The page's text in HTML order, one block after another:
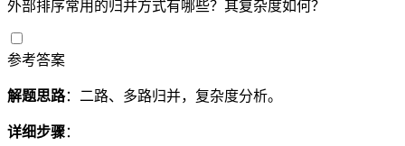
外部排序常用的归并方式有哪些？其复杂度如何？
参考答案
解题思路：二路、多路归并，复杂度分析。
详细步骤：